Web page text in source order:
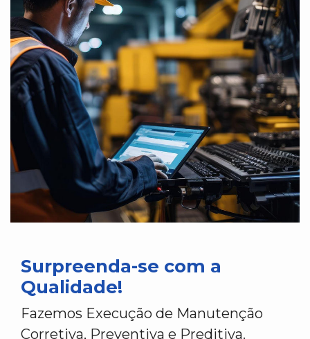
Surpreenda-se com a
Qualidade!
Fazemos Execução de Manutenção
Corretiva, Preventiva e Preditiva.